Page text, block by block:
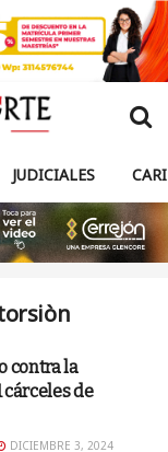
JUDICIALES
contra la
cárceles de
DICIEMBRE 3, 2024